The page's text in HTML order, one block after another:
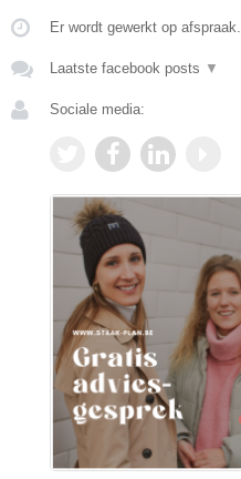
Er wordt gewerkt op afspraak.
Laatste facebook posts ▼
Sociale media: